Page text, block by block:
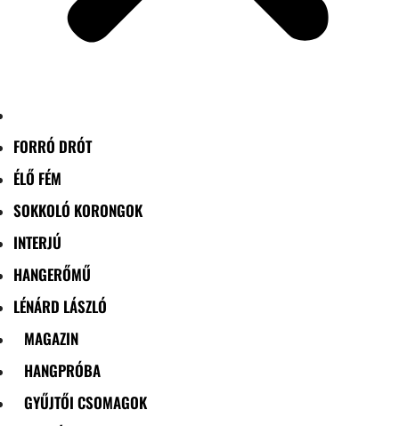
FORRÓ DRÓT
ÉLŐ FÉM
SOKKOLÓ KORONGOK
INTERJÚ
HANGERŐMŰ
LÉNÁRD LÁSZLÓ
MAGAZIN
HANGPRÓBA
GYŰJTŐI CSOMAGOK